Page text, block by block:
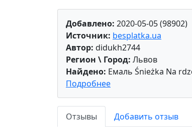
Добавлено: 2020-05-05 (98902)
Источник: besplatka.ua
Автор: didukh2744
Регион \ Город: Львов
Найдено: Емаль Śnieżka Na
Подробнее
Отзывы
Добавить отзыв